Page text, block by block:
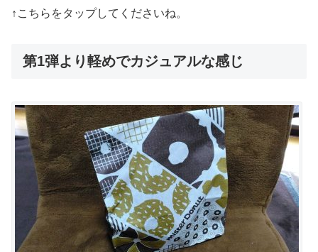
↑こちらをタップしてくださいね。
第1弾より軽めでカジュアルな感じ